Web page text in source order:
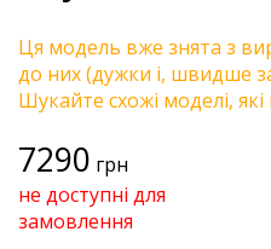
Ця модель вже знята з
до них (дужки і, швидше
Шукайте схожі моделі,
7290 грн
не доступні для
замовлення